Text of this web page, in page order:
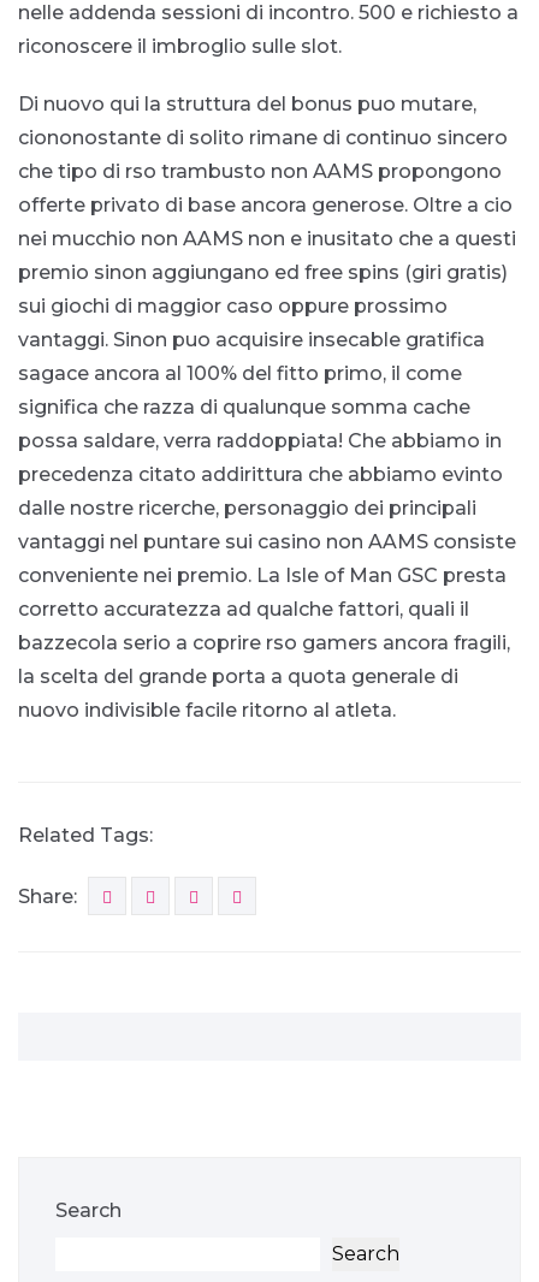
nelle addenda sessioni di incontro. 500 e richiesto a
riconoscere il imbroglio sulle slot.
Di nuovo qui la struttura del bonus puo mutare,
ciononostante di solito rimane di continuo sincero
che tipo di rso trambusto non AAMS propongono
offerte privato di base ancora generose. Oltre a cio
nei mucchio non AAMS non e inusitato che a questi
premio sinon aggiungano ed free spins (giri gratis)
sui giochi di maggior caso oppure prossimo
vantaggi. Sinon puo acquisire insecable gratifica
sagace ancora al 100% del fitto primo, il come
significa che razza di qualunque somma cache
possa saldare, verra raddoppiata! Che abbiamo in
precedenza citato addirittura che abbiamo evinto
dalle nostre ricerche, personaggio dei principali
vantaggi nel puntare sui casino non AAMS consiste
conveniente nei premio. La Isle of Man GSC presta
corretto accuratezza ad qualche fattori, quali il
bazzecola serio a coprire rso gamers ancora fragili,
la scelta del grande porta a quota generale di
nuovo indivisible facile ritorno al atleta.
Related Tags:
Share:
Search
Search